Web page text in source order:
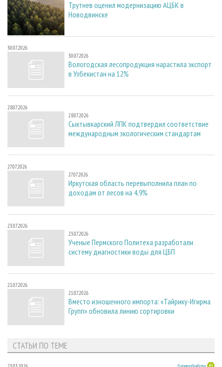
Трутнев оценил модернизацию АЦБК в
Новодвинске
30.07.2026
30.07.2026
Вологодская лесопродукция нарастила экспорт
в Узбекистан на 12%
28.07.2026
28.07.2026
Сыктывкарский ЛПК подтвердил соответствие
международным экологическим стандартам
27.07.2026
27.07.2026
Иркутская область перевыполнила план по
доходам от лесов на 4,9%
23.07.2026
23.07.2026
Ученые Пермского Политеха разработали
систему диагностики воды для ЦБП
21.07.2026
21.07.2026
Вместо изношенного импорта: «Тайрику-Игирма
Групп» обновила линию сортировки
СТАТЬИ ПО ТЕМЕ
Деревообработка